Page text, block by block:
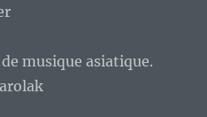
musique asiatique.